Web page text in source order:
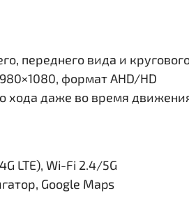
переднего вида и
формат AHD/HD
хода даже во время
LTE), Wi-Fi 2.4/5G
Google Maps